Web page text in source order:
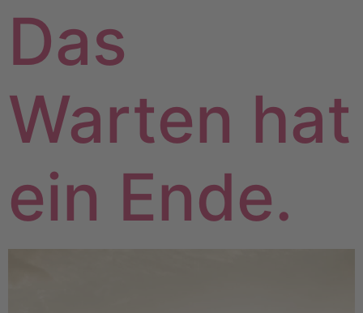
Das
Warten hat
ein Ende.